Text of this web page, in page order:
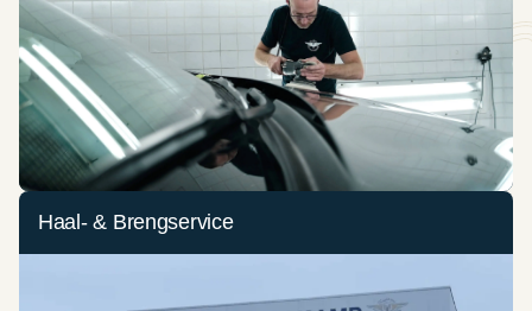
Haal- & Brengservice